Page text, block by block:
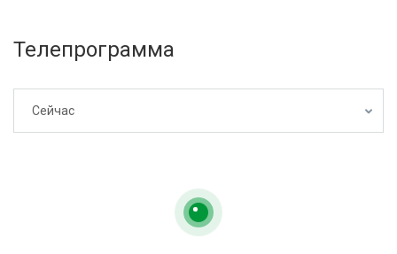
Телепрограмма
Сейчас